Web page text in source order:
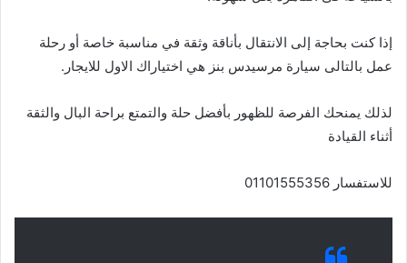
إذا كنت بحاجة إلى الانتقال بأناقة وثقة في مناسبة خاصة أو رحلة
عمل بالتالى سيارة مرسيدس بنز هي اختياراك الاول للايجار.
لذلك يمنحك الفرصة للظهور بأفضل حلة والتمتع براحة البال والثقة
أثناء القيادة
للاستفسار 01101555356